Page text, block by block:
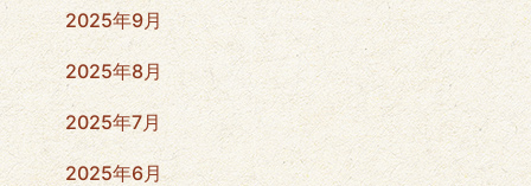
2025年9月
2025年8月
2025年7月
2025年6月